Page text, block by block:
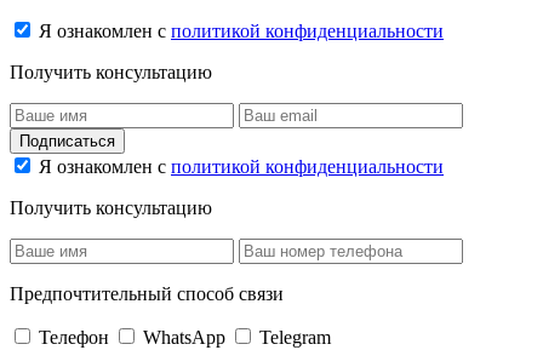
Я ознакомлен с политикой конфиденциальности
Получить консультацию
Подписаться
Я ознакомлен с политикой конфиденциальности
Получить консультацию
Предпочтительный способ связи
Телефон WhatsApp
Telegram